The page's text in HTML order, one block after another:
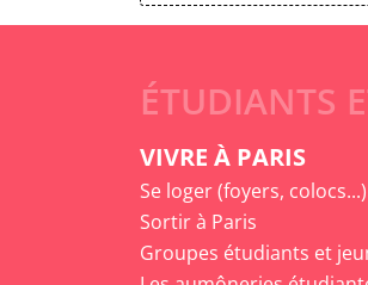
ÉTUDIANTS
VIVRE À PARIS
Se loger (foyers, colocs...)
Sortir à Paris
Groupes étudiants et